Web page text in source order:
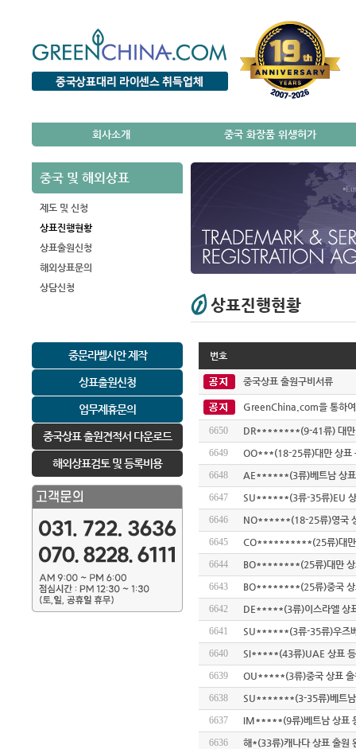
회사소개 중국 화장품 위생허가
중국 및 해외상표
제도 및 신청
상표진행현황
상표출원신청
해외상표문의
상담신청
중문라벨시안 제작
상표출원신청
업무제휴문의
중국상표 출원견적서 다운로드
해외상표검토 및 등록비용
상표진행현황
번호
중국상표 출원구비서류
GreenChina.com을 통하
6650
DR********(9-41류) 대만
6649
OO***(18-25류)대만 상표
6648
AE******(3류)베트남 상표
6647
SU******(3류-35류)EU 상
6646
NO******(18-25류)영국
6645
CO**********(25류)대만
6644
BO********(25류)대만 상
6643
BO********(25류)중국 상
6642
DE*****(3류)이스라엘 상
6641
SU******(3류-35류)우즈베
6640
SI*****(43류)UAE 상표 등
6639
OU*****(3류)중국 상표 출
6638
SU*******(3-35류)베트남
6637
IM*****(9류)베트남 상표
6636
해*(33류)캐나다 상표 출원